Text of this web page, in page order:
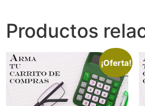
Productos
¡Oferta!